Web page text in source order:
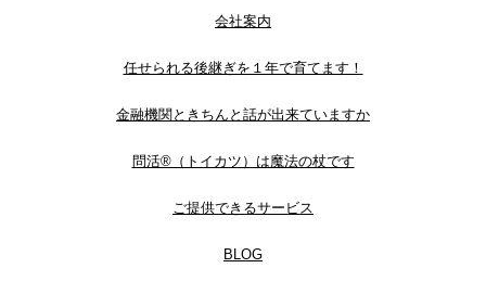
会社案内
任せられる後継ぎを１年で育てます！
金融機関ときちんと話が出来ていますか
問活®（トイカツ）は魔法の杖です
ご提供できるサービス
BLOG